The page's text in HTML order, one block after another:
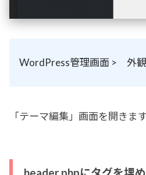
WordPress管理画面 > 外
「テーマ編集」画面を開きます
header.phpにタグを埋